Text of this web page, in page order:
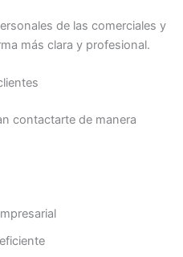
de las comerciales y
más clara y profesional.
contactarte de manera